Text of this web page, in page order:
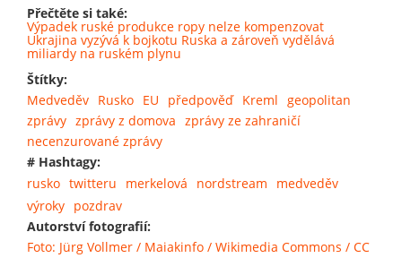
Přečtěte si také:
Výpadek ruské produkce ropy nelze kompenzovat
Ukrajina vyzývá k bojkotu Ruska a zároveň vydělává
miliardy na ruském plynu
Štítky:
Medveděv Rusko EU předpověď Kreml geopolitan
zprávy zprávy z domova zprávy ze zahraničí
necenzurované zprávy
# Hashtagy:
rusko twitteru merkelová nordstream
medveděv
výroky pozdrav
Autorství fotografií:
Foto: Jürg Vollmer / Maiakinfo / Wikimedia Commons / CC